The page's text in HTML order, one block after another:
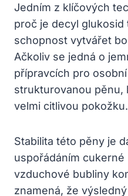
Jedním z klíčových
proč je decyl glukosid
schopnost vytvářet
Ačkoliv se jedná o
přípravcích pro
strukturovanou pěnu,
velmi citlivou pokožku.
Stabilita této pěny je
uspořádáním
vzduchové bubliny
znamená, že